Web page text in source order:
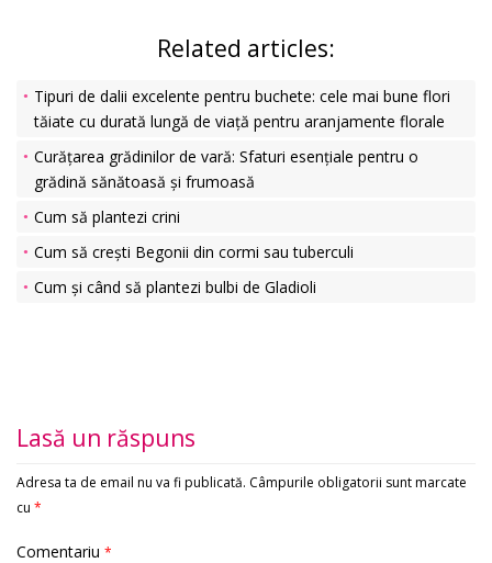
Related articles:
Tipuri de dalii excelente pentru buchete: cele mai bune flori
tăiate cu durată lungă de viață pentru aranjamente florale
Curățarea grădinilor de vară: Sfaturi esențiale pentru o
grădină sănătoasă și frumoasă
Cum să plantezi crini
Cum să crești Begonii din cormi sau tuberculi
Cum și când să plantezi bulbi de Gladioli
Lasă un răspuns
Adresa ta de email nu va fi publicată. Câmpurile obligatorii sunt marcate
cu *
Comentariu *